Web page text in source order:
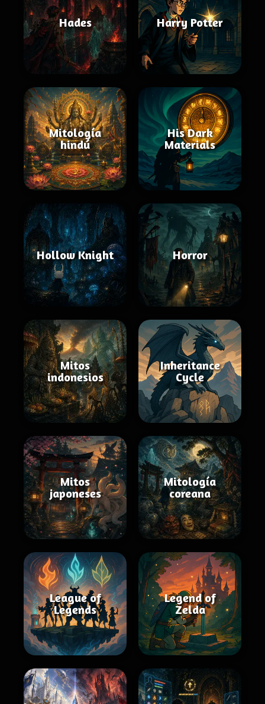
Hades Harry Potter
Mitología
hindú
His Dark
Materials
Hollow Knight Horror
Mitos
indonesios
Inheritance
Cycle
Mitos
japoneses
Mitología
coreana
League of
Legends
Legend of
Zelda